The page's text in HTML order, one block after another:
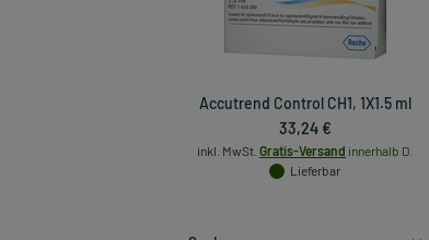
Accutrend Control CH1, 1X1.5 ml
33,24 €
inkl. MwSt. Gratis-Versand innerhalb D.
Lieferbar